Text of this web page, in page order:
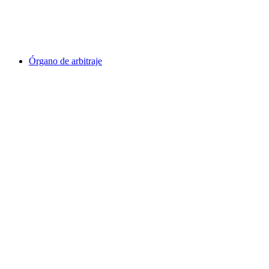
Órgano de arbitraje